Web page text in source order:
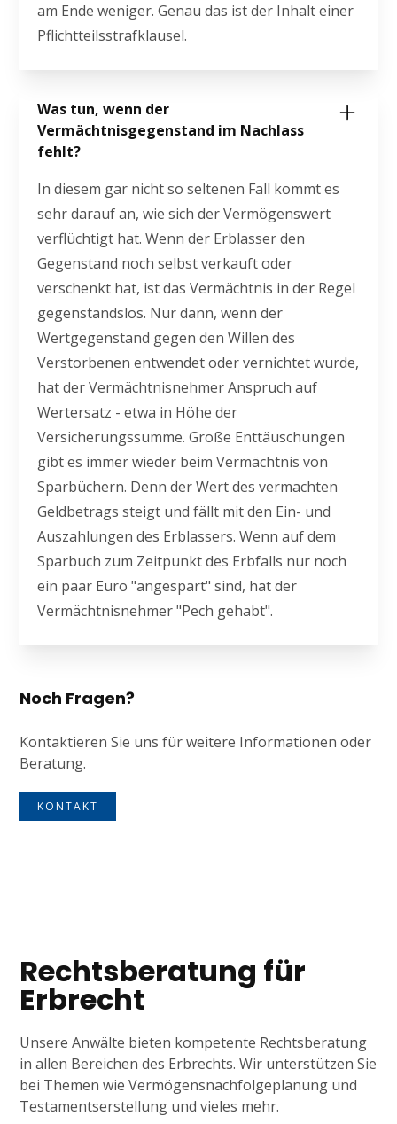
am Ende weniger. Genau das ist der Inhalt einer
Pflichtteilsstrafklausel.
Was tun, wenn der
Vermächtnisgegenstand im Nachlass
fehlt?
In diesem gar nicht so seltenen Fall kommt es
sehr darauf an, wie sich der Vermögenswert
verflüchtigt hat. Wenn der Erblasser den
Gegenstand noch selbst verkauft oder
verschenkt hat, ist das Vermächtnis in der Regel
gegenstandslos. Nur dann, wenn der
Wertgegenstand gegen den Willen des
Verstorbenen entwendet oder vernichtet wurde,
hat der Vermächtnisnehmer Anspruch auf
Wertersatz - etwa in Höhe der
Versicherungssumme. Große Enttäuschungen
gibt es immer wieder beim Vermächtnis von
Sparbüchern. Denn der Wert des vermachten
Geldbetrags steigt und fällt mit den Ein- und
Auszahlungen des Erblassers. Wenn auf dem
Sparbuch zum Zeitpunkt des Erbfalls nur noch
ein paar Euro "angespart" sind, hat der
Vermächtnisnehmer "Pech gehabt".
Noch Fragen?
Kontaktieren Sie uns für weitere Informationen oder
Beratung.
KONTAKT
Rechtsberatung für
Erbrecht
Unsere Anwälte bieten kompetente Rechtsberatung
in allen Bereichen des Erbrechts. Wir unterstützen Sie
bei Themen wie Vermögensnachfolgeplanung und
Testamentserstellung und vieles mehr.